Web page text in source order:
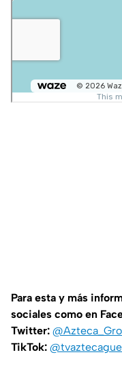
Para esta y más
sociales como en
Twitter: @Azteca_Gro
TikTok: